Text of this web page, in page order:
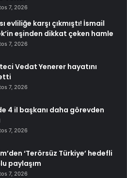
7, 2026
evliliğe karşı çıkmıştı! İsmail
eşinden dikkat çeken hamle
7, 2026
Vedat Yenerer hayatını
7, 2026
4 il başkanı daha görevden
7, 2026
‘Terörsüz Türkiye’ hedefli
paylaşım
7, 2026